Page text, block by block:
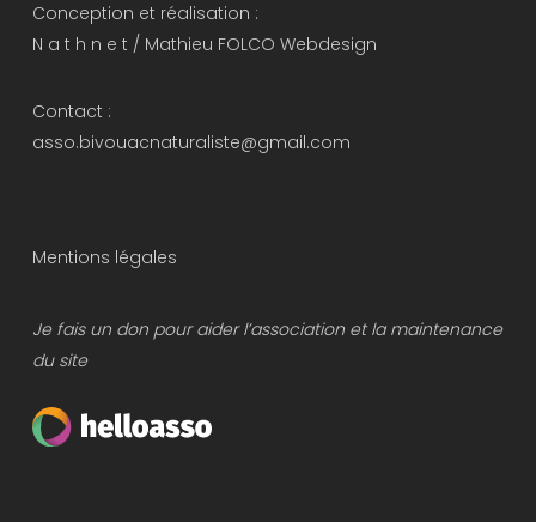
Conception et réalisation :
N a t h n e t / Mathieu FOLCO Webdesign
Contact :
asso.bivouacnaturaliste@gmail.com
Mentions légales
Je fais un don pour aider l’association et la maintenance
du site